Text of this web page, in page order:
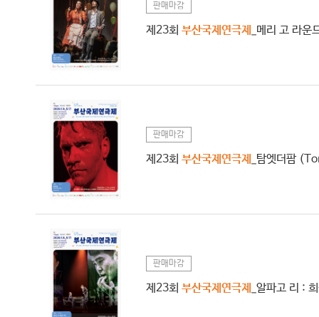
판매마감
제23회 부산국제연극제 _메리 고 라
판매마감
제23회 부산국제연극제 _탐엣더팜
판매마감
제23회 부산국제연극제 _알파고 리 :